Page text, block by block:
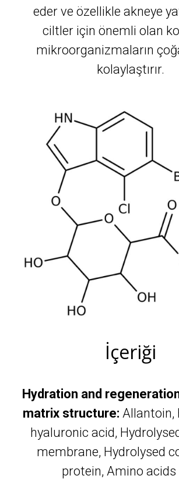
eder ve özellikle akneye
ciltler için önemli olan
mikroorganizmaların
kolaylaştırır.
İçeriği
Hydration and
matrix structure: Allantoin,
hyaluronic acid,
membrane, Hydrolysed
protein, Amino acids